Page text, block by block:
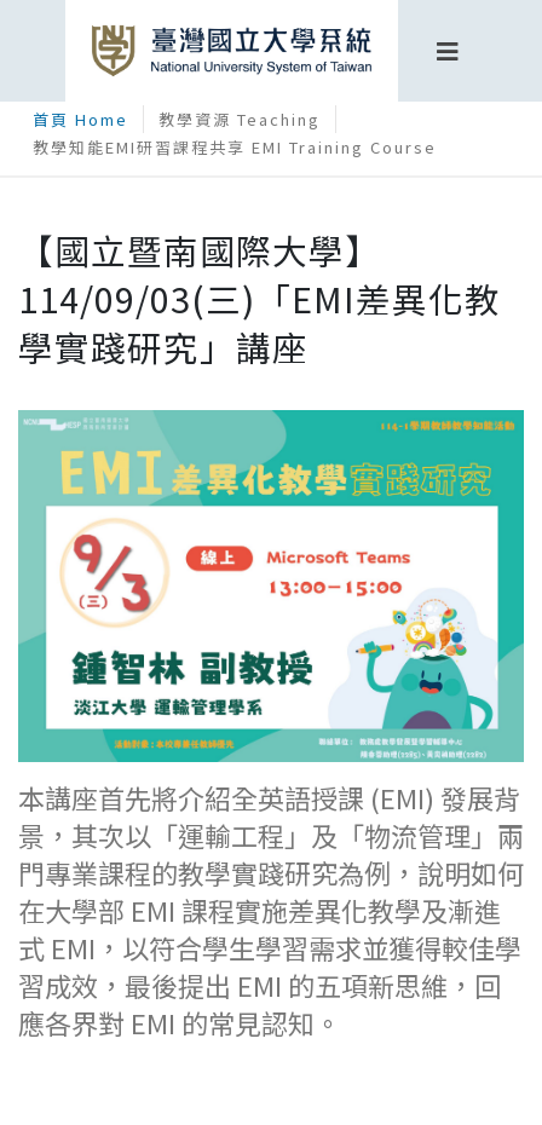
首頁 Home
教學資源 Teaching
教學知能EMI研習課程共享 EMI Training Course
【國立暨南國際大學】
114/09/03(三)「EMI差異化教
學實踐研究」講座
本講座首先將介紹全英語授課 (EMI) 發展背
景，其次以「運輸工程」及「物流管理」兩
門專業課程的教學實踐研究為例，說明如何
在大學部 EMI 課程實施差異化教學及漸進
式 EMI，以符合學生學習需求並獲得較佳學
習成效，最後提出 EMI 的五項新思維，回
應各界對 EMI 的常見認知。